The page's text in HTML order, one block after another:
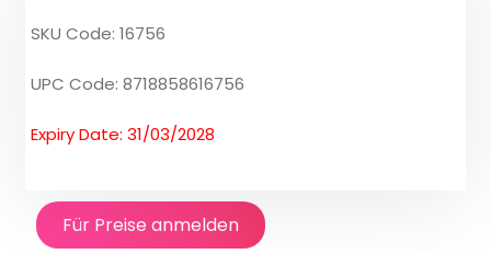
SKU Code: 16756
UPC Code: 8718858616756
Expiry Date: 31/03/2028
Für Preise anmelden